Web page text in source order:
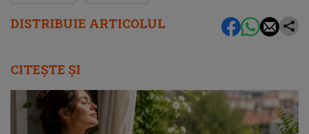
DISTRIBUIE ARTICOLUL
CITEȘTE ȘI